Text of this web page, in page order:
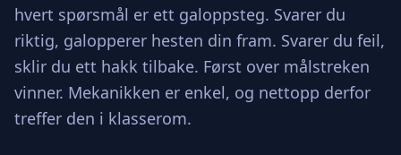
hvert spørsmål er ett galoppsteg. Svarer du
riktig, galopperer hesten din fram. Svarer du feil,
sklir du ett hakk tilbake. Først over målstreken
vinner. Mekanikken er enkel, og nettopp derfor
treffer den i klasserom.